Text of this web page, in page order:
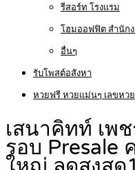
รีสอร์ท โรงแรม
โฮมออฟฟิต สำนัก
อื่นๆ
รับโพสต์อสังหา
หวยฟรี หวยแม่นๆ เลขหวย
เสนาคิทท์ เพ
รอบ Presale